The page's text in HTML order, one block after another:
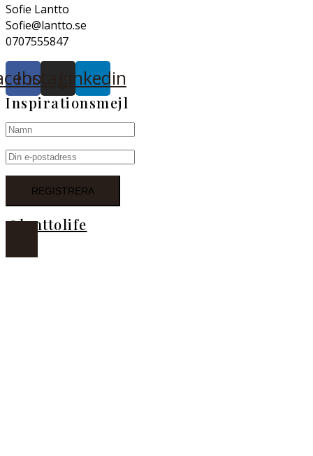
Sofie Lantto
Sofie@lantto.se
0707555847
InstagramLinkedin
Inspirationsmejl
@lanttolife